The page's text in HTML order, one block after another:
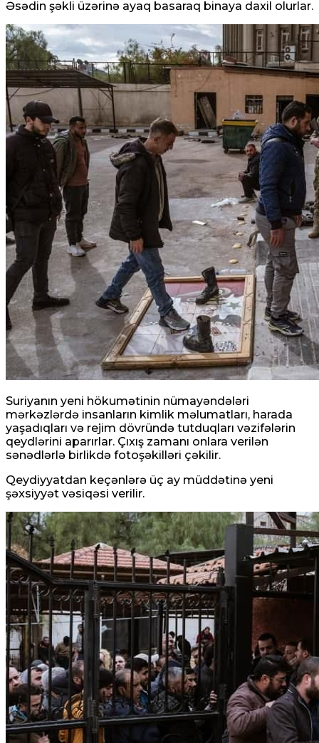
Əsədin şəkli üzərinə ayaq basaraq binaya daxil olurlar.
Suriyanın yeni hökumətinin nümayəndələri
mərkəzlərdə insanların kimlik məlumatları, harada
yaşadıqları və rejim dövründə tutduqları vəzifələrin
qeydlərini aparırlar. Çıxış zamanı onlara verilən
sənədlərlə birlikdə fotoşəkilləri çəkilir.
Qeydiyyatdan keçənlərə üç ay müddətinə yeni
şəxsiyyət vəsiqəsi verilir.